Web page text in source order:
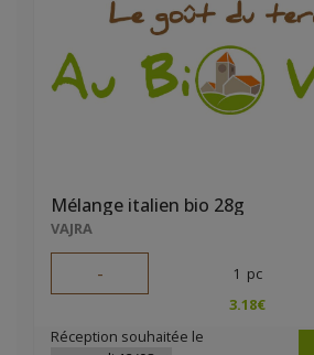
Mélange italien bio 28g
VAJRA
- 1 pc
3.18€
Réception souhaitée le